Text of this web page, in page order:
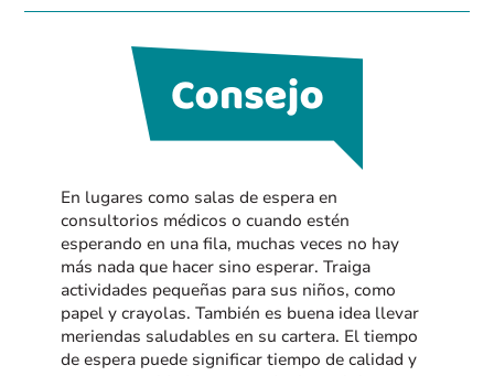
En lugares como salas de espera en
consultorios médicos o cuando estén
esperando en una fila, muchas veces no hay
más nada que hacer sino esperar. Traiga
actividades pequeñas para sus niños, como
papel y crayolas. También es buena idea llevar
meriendas saludables en su cartera. El tiempo
de espera puede significar tiempo de calidad y